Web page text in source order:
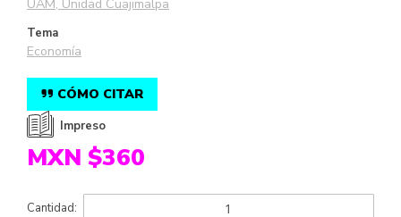
UAM, Unidad Cuajimalpa
Tema
Economía
CÓMO CITAR
Impreso
MXN $360
Cantidad: